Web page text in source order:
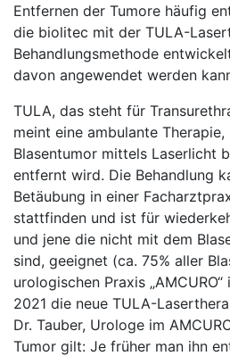
Entfernen der Tumore häufig
die biolitec mit der TULA-
Behandlungsmethode
davon angewendet werden
TULA, das steht für
meint eine ambulante
Blasentumor mittels Laserlicht
entfernt wird. Die Behandlung
Betäubung in einer
stattfinden und ist für
und jene die nicht mit dem
sind, geeignet (ca. 75% aller
urologischen Praxis
2021 die neue TULA-
Dr. Tauber, Urologe im
Tumor gilt: Je früher man ihn